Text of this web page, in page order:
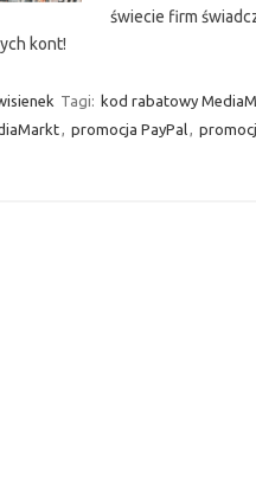
świecie firm
kont!
Tagi: kod rabatowy
, promocja PayPal,